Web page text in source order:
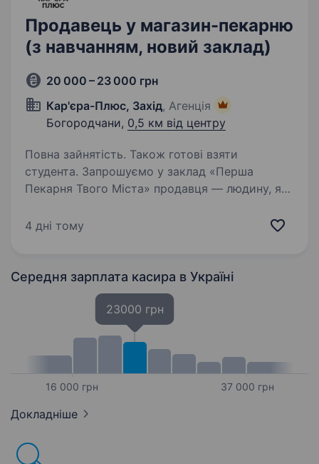
Продавець у магазин-пекарню
(з навчанням, новий заклад)
20 000 – 23 000 грн
Кар'єра-Плюс, Захід, Агенція
Богородчани, 0,5 км від центру
Повна зайнятість. Також готові взяти
студента. Запрошуємо у заклад «Перша
Пекарня Твого Міста» продавця — людину, яка
допомагатиме їм обирати смаколики.
4 дні тому
Середня зарплата касира в Україні
16 000 грн
23000 грн
37 000 грн
Докладніше